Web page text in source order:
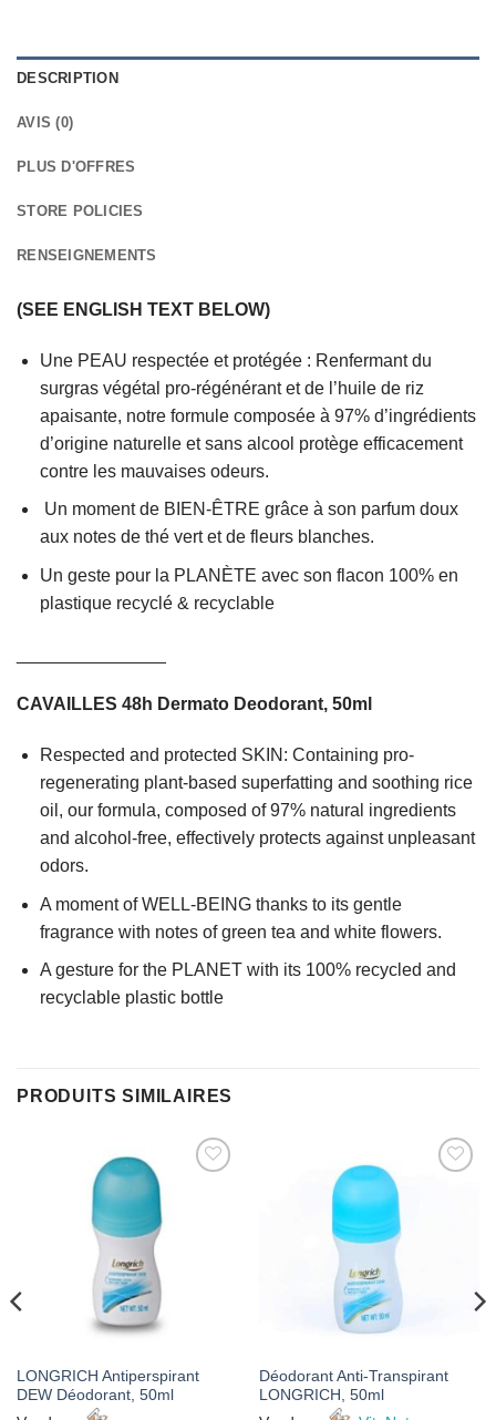
DESCRIPTION
AVIS (0)
PLUS D'OFFRES
STORE POLICIES
RENSEIGNEMENTS
(SEE ENGLISH TEXT BELOW)
Une PEAU respectée et protégée : Renfermant du
surgras végétal pro-régénérant et de l’huile de riz
apaisante, notre formule composée à 97% d’ingrédients
d’origine naturelle et sans alcool protège efficacement
contre les mauvaises odeurs.
Un moment de BIEN-ÊTRE grâce à son parfum doux
aux notes de thé vert et de fleurs blanches.
Un geste pour la PLANÈTE avec son flacon 100% en
plastique recyclé & recyclable
CAVAILLES 48h Dermato Deodorant, 50ml
Respected and protected SKIN: Containing pro-
regenerating plant-based superfatting and soothing rice
oil, our formula, composed of 97% natural ingredients
and alcohol-free, effectively protects against unpleasant
odors.
A moment of WELL-BEING thanks to its gentle
fragrance with notes of green tea and white flowers.
A gesture for the PLANET with its 100% recycled and
recyclable plastic bottle
PRODUITS SIMILAIRES
AJOUTER
À MES
FAVORIS
LONGRICH Antiperspirant
DEW Déodorant, 50ml
AJOUTER
Déodorant Anti-Transpirant
LONGRICH, 50ml